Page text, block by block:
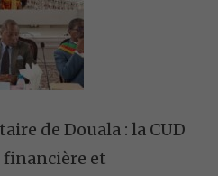
de Douala : la CUD
financière et